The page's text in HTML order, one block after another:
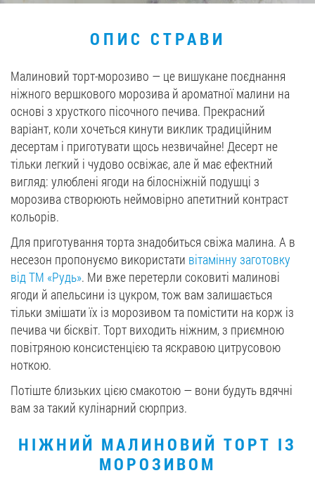
СТАТИ ПАРТНЕРОМ
0412 48 28 17
0412 42 29 23
ОПИС СТРАВИ
Малиновий торт-морозиво — це вишукане поєднання
ніжного вершкового морозива й ароматної малини на
основі з хрусткого пісочного печива. Прекрасний
варіант, коли хочеться кинути виклик традиційним
десертам і приготувати щось незвичайне! Десерт не
тільки легкий і чудово освіжає, але й має ефектний
вигляд: улюблені ягоди на білосніжній подушці з
морозива створюють неймовірно апетитний контраст
кольорів.
Для приготування торта знадобиться свіжа малина. А в
несезон пропонуємо використати вітамінну заготовку
від ТМ «Рудь». Ми вже перетерли соковиті малинові
ягоди й апельсини із цукром, тож вам залишається
тільки змішати їх із морозивом та помістити на корж із
печива чи бісквіт. Торт виходить ніжним, з приємною
повітряною консистенцією та яскравою цитрусовою
ноткою.
Потіште близьких цією смакотою — вони будуть вдячні
вам за такий кулінарний сюрприз.
НІЖНИЙ МАЛИНОВИЙ ТОРТ ІЗ
МОРОЗИВОМ